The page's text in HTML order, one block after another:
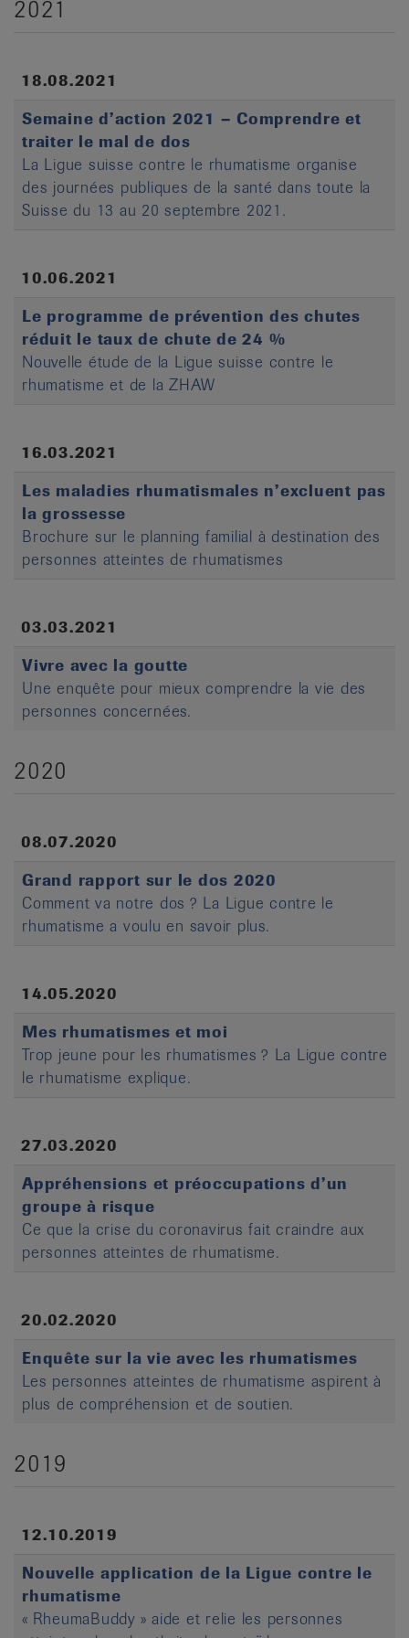
2021
18.08.2021
Semaine d’action 2021 – Comprendre et
traiter le mal de dos
La Ligue suisse contre le rhumatisme organise
des journées publiques de la santé dans toute la
Suisse du 13 au 20 septembre 2021.
10.06.2021
Le programme de prévention des chutes
réduit le taux de chute de 24 %
Nouvelle étude de la Ligue suisse contre le
rhumatisme et de la ZHAW
16.03.2021
Les maladies rhumatismales n’excluent pas
la grossesse
Brochure sur le planning familial à destination des
personnes atteintes de rhumatismes
03.03.2021
Vivre avec la goutte
Une enquête pour mieux comprendre la vie des
personnes concernées.
2020
08.07.2020
Grand rapport sur le dos 2020
Comment va notre dos ? La Ligue contre le
rhumatisme a voulu en savoir plus.
14.05.2020
Mes rhumatismes et moi
Trop jeune pour les rhumatismes ? La Ligue contre
le rhumatisme explique.
27.03.2020
Appréhensions et préoccupations d’un
groupe à risque
Ce que la crise du coronavirus fait craindre aux
personnes atteintes de rhumatisme.
20.02.2020
Enquête sur la vie avec les rhumatismes
Les personnes atteintes de rhumatisme aspirent à
plus de compréhension et de soutien.
2019
12.10.2019
Nouvelle application de la Ligue contre le
rhumatisme
« RheumaBuddy » aide et relie les personnes